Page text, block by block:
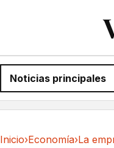
Noticias principales
Inicio›Economía›